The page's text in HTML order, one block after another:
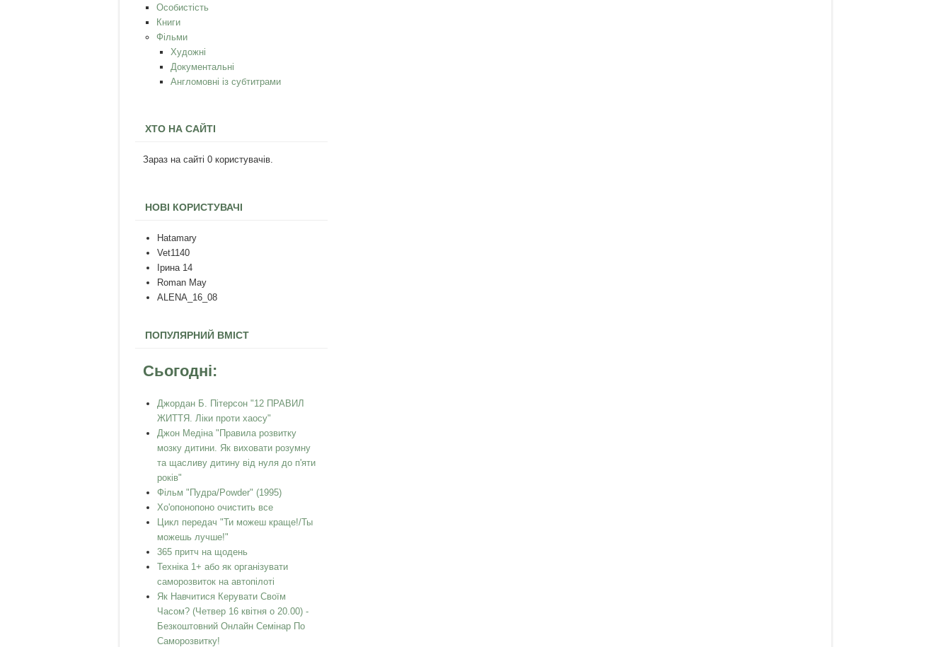
Особистість
Книги
Фільми
Художні
Документальні
Англомовні із субтитрами
ХТО НА САЙТІ
Зараз на сайті 0 користувачів.
НОВІ КОРИСТУВАЧІ
Hatamary
Vet1140
Ірина 14
Roman May
ALENA_16_08
ПОПУЛЯРНИЙ ВМІСТ
Сьогодні:
Джордан Б. Пітерсон "12 ПРАВИЛ
ЖИТТЯ. Ліки проти хаосу"
Джон Медіна "Правила розвитку
мозку дитини. Як виховати розумну
та щасливу дитину від нуля до п'яти
років"
Фільм "Пудра/Powder" (1995)
Хо'опонопоно очистить все
Цикл передач "Ти можеш краще!/Ты
можешь лучше!"
365 притч на щодень
Техніка 1+ або як організувати
саморозвиток на автопілоті
Як Навчитися Керувати Своїм
Часом? (Четвер 16 квітня о 20.00) -
Безкоштовний Онлайн Семінар По
Саморозвитку!